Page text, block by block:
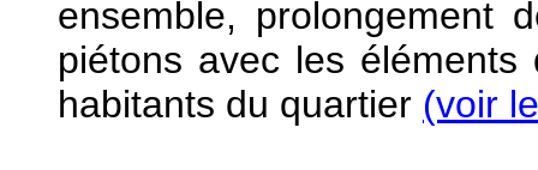
ensemble, prolongement
piétons avec les éléments
habitants du quartier (voir